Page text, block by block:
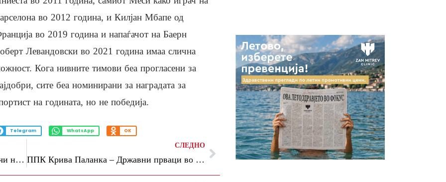
во 2012 година, и Килјан Мбапе од
во 2019 година и напаѓачот на Баерн
Левандовски во 2021 година имаа слична
Кога нивните тимови беа прогласени за
сите беа номинирани за наградата за
на годината, но не победија.
Telegram WhatsApp OK
Сон жртва на расни навреди од навивачи на Кристал палас
СЛЕДНО
ППК Крива Паланка – Државни прваци во женска сениорска тимска конкуренција